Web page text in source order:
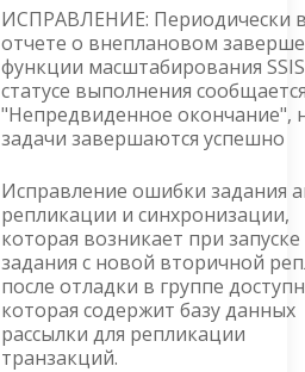
ИСПРАВЛЕНИЕ: Периодически
отчете о внеплановом
функции масштабирования
статусе выполнения
"Непредвиденное окончание",
задачи завершаются успешно
Исправление ошибки задания
репликации и синхронизации,
которая возникает при запуске
задания с новой вторичной
после отладки в группе
которая содержит базу данных
рассылки для репликации
транзакций.